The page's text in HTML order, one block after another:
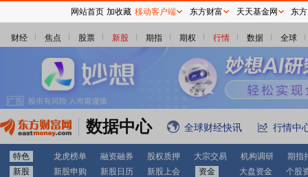
财经 焦点 股票 新股 期指 期权 行情 数据 全球
数据中心 全球财经快讯 行情中
特色 龙虎榜单 融资融券 股权质押 大宗交易 机构调研
期指
新股
新股申购 新股日历 新股上会 资金 大盘资金 个股
网站首页 加收藏 移动客户端 东方财富 天天基金网 东